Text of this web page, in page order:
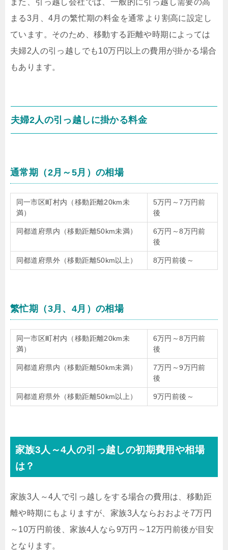
また、引っ越し会社では、一般的に引っ越し需要の高
まる3月、4月の繁忙期の料金を通常より割高に設定し
ています。そのため、移動する距離や時期によっては
夫婦2人の引っ越しでも10万円以上の費用が掛かる場合
もあります。
夫婦2人の引っ越しに掛かる料金
通常期（2月～5月）の相場
同一市区町村内（移動距離20km未
満）
5万円～7万円前
後
同都道府県内（移動距離50km未満）
6万円～8万円前
後
同都道府県外（移動距離50km以上） 8万円前後～
繁忙期（3月、4月）の相場
同一市区町村内（移動距離20km未
満）
6万円～8万円前
後
同都道府県内（移動距離50km未満）
7万円～9万円前
後
同都道府県外（移動距離50km以上） 9万円前後～
家族3人～4人の引っ越しの初期費用や相場
は？
家族3人～4人で引っ越しをする場合の費用は、移動距
離や時期にもよりますが、家族3人ならおおよそ7万円
～10万円前後、家族4人なら9万円～12万円前後が目安
となります。